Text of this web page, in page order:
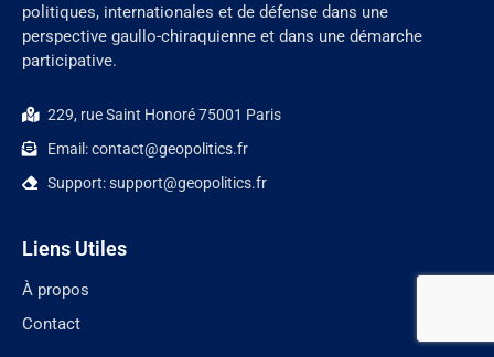
politiques, internationales et de défense dans une
perspective gaullo-chiraquienne et dans une démarche
participative.
229, rue Saint Honoré 75001 Paris
Email: contact@geopolitics.fr
Support: support@geopolitics.fr
Liens Utiles
À propos
Contact